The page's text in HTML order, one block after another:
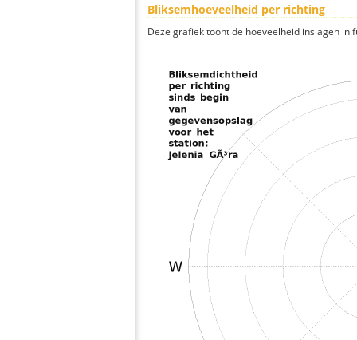
Bliksemhoeveelheid per richting
Deze grafiek toont de hoeveelheid inslagen